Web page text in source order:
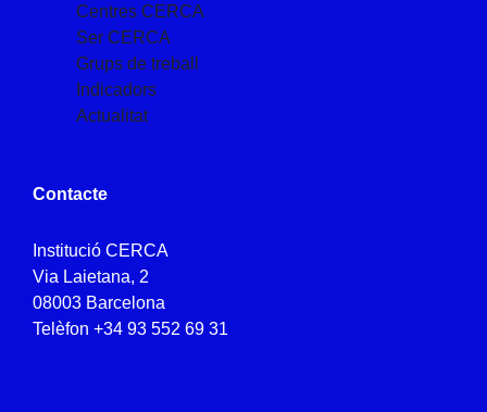
Centres CERCA
Ser CERCA
Grups de treball
Indicadors
Actualitat
Contacte
Institució CERCA
Via Laietana, 2
08003 Barcelona
Telèfon +34 93 552 69 31